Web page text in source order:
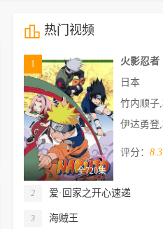
 热门视频
全720集
1
火影忍者
日本
评分：8.3
2 爱·回家之开心速递
3 海贼王